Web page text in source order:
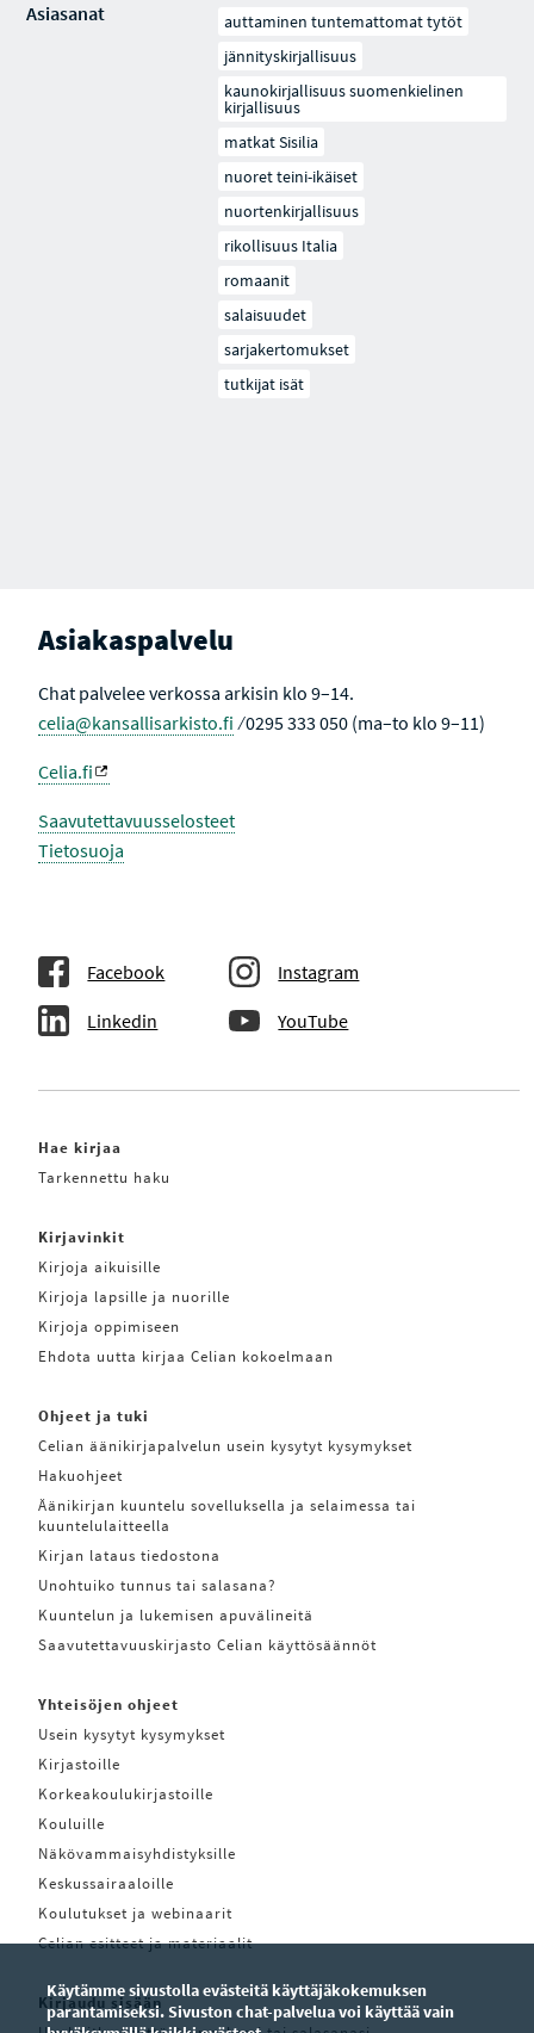
Asiasanat
auttaminen tuntemattomat tytöt
jännityskirjallisuus
kaunokirjallisuus suomenkielinen
kirjallisuus
matkat Sisilia
nuoret teini-ikäiset
nuortenkirjallisuus
rikollisuus Italia
romaanit
salaisuudet
sarjakertomukset
tutkijat isät
Asiakaspalvelu
Chat palvelee verkossa arkisin klo 9–14.
celia@kansallisarkisto.fi ⁄ 0295 333 050 (ma–to klo 9–11)
Celia.fi
Saavutettavuusselosteet
Tietosuoja
Facebook Instagram
Linkedin YouTube
Hae kirjaa
Tarkennettu haku
Kirjavinkit
Kirjoja aikuisille
Kirjoja lapsille ja nuorille
Kirjoja oppimiseen
Ehdota uutta kirjaa Celian kokoelmaan
Ohjeet ja tuki
Celian äänikirjapalvelun usein kysytyt kysymykset
Hakuohjeet
Äänikirjan kuuntelu sovelluksella ja selaimessa tai
kuuntelulaitteella
Kirjan lataus tiedostona
Unohtuiko tunnus tai salasana?
Kuuntelun ja lukemisen apuvälineitä
Saavutettavuuskirjasto Celian käyttösäännöt
Yhteisöjen ohjeet
Usein kysytyt kysymykset
Kirjastoille
Korkeakoulukirjastoille
Kouluille
Näkövammaisyhdistyksille
Keskussairaaloille
Koulutukset ja webinaarit
Celian esitteet ja materiaalit
Kirjaudu sisään
Käytämme sivustolla evästeitä käyttäjäkokemuksen
parantamiseksi. Sivuston chat-palvelua voi käyttää vain